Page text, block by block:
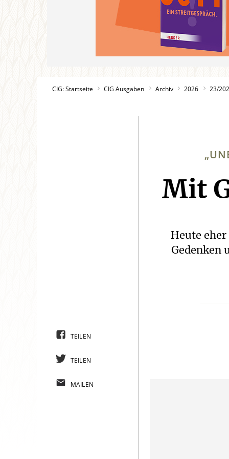
CIG: Startseite CIG Ausgaben Archiv 2026 23/
Mit
Heute
Gedenken
TEILEN
TEILEN
MAILEN